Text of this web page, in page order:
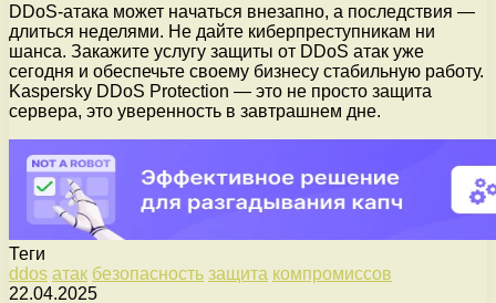
DDoS-атака может начаться внезапно, а последствия —
длиться неделями. Не дайте киберпреступникам ни
шанса. Закажите услугу защиты от DDoS атак уже
сегодня и обеспечьте своему бизнесу стабильную работу.
Kaspersky DDoS Protection — это не просто защита
сервера, это уверенность в завтрашнем дне.
Теги
ddos атак безопасность защита компромиссов
22.04.2025